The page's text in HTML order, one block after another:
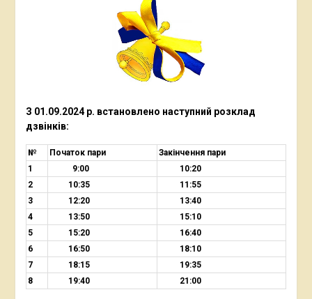
З 01.09.2024 р. встановлено наступний розклад
дзвінків:
№ Початок пари
Закінчення пари
1
9:00
10:20
2
10:35
11:55
3
12:20
13:40
4
13:50
15:10
5
15:20
16:40
6
16:50
18:10
7
18:15
19:35
8
19:40 21:00